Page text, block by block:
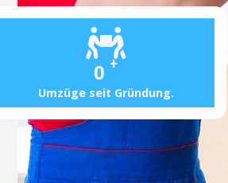
0 +
Umzüge seit Gründung.